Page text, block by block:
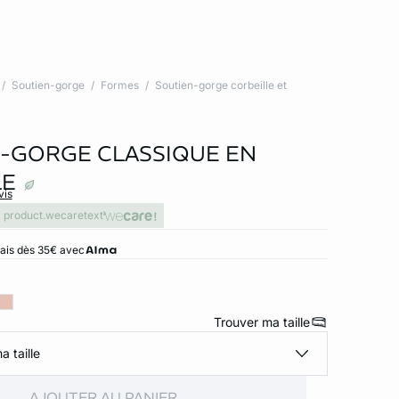
Soutien-gorge Formes
Soutien-gorge corbeille et
CLASSIQUE EN
product.wecaretext
dès 35€ avec
Trouver ma taille
taille